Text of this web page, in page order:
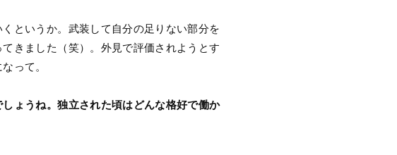
というか。武装して自分の足りない部分を
きました（笑）。外見で評価されようとす
って。
ょうね。独立された頃はどんな格好で働か